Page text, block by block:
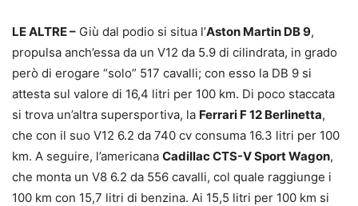
LE ALTRE – Giù dal podio si situa l’Aston Martin DB 9,
propulsa anch’essa da un V12 da 5.9 di cilindrata, in grado
però di erogare “solo” 517 cavalli; con esso la DB 9 si
attesta sul valore di 16,4 litri per 100 km. Di poco staccata
si trova un’altra supersportiva, la Ferrari F 12 Berlinetta,
che con il suo V12 6.2 da 740 cv consuma 16.3 litri per 100
km. A seguire, l’americana Cadillac CTS-V Sport Wagon,
che monta un V8 6.2 da 556 cavalli, col quale raggiunge i
100 km con 15,7 litri di benzina. Ai 15,5 litri per 100 km si